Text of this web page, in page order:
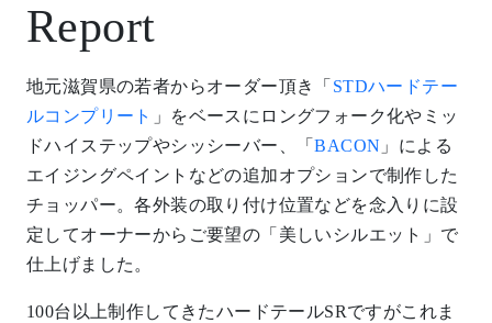
Report
地元滋賀県の若者からオーダー頂き「 STDハードテー
ルコンプリート 」をベースにロングフォーク化やミッ
ドハイステップやシッシーバー、「BACON 」による
エイジングペイントなどの追加オプションで制作した
チョッパー。各外装の取り付け位置などを念入りに設
定してオーナーからご要望の「美しいシルエット」で
仕上げました。
100台以上制作してきたハードテールSRですがこれま